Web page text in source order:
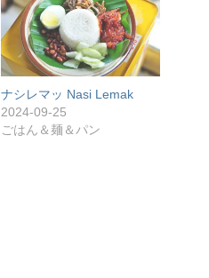
ナシレマッ Nasi Lemak
2024-09-25
ごはん＆麺＆パン